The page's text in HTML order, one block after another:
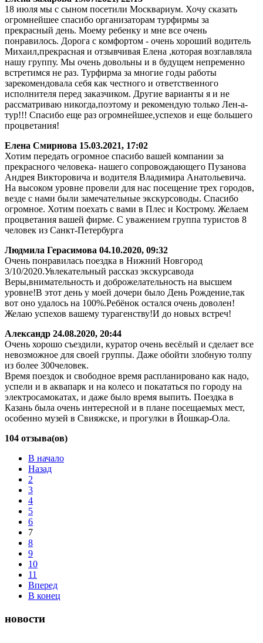
18 июля мы с сыном посетили Москвариум. Хочу сказать
огромнейшее спасибо организаторам турфирмы за
прекрасный день. Моему ребенку и мне все очень
понравилось. Дорога с комфортом - очень хороший водитель
Михаил,прекрасная и отзывчивая Елена ,которая возглавляла
нашу группу. Мы очень довольны и в будущем непременно
встретимся не раз. Турфирма за многие годы работы
зарекомендовала себя как честного и ответственного
исполнителя перед заказчиком. Другие варианты я и не
рассматриваю никогда,поэтому и рекомендую только Лен-а-
тур!!! Спасибо еще раз огромнейшее,успехов и еще большего
процветания!
Елена Смирнова 15.03.2021, 17:02
Хотим передать огромное спасибо вашей компании за
прекрасного человека- нашего сопровождающего Пузанова
Андрея Викторовича и водителя Владимира Анатольевича.
На высоком уровне провели для нас посещение трех городов,
везде с нами были замечательные экскурсоводы. Спасибо
огромное. Хотим поехать с вами в Плес и Кострому. Желаем
процветания вашей фирме. С уважением группа туристов 8
человек из Санкт-Петербурга
Людмила Герасимова 04.10.2020, 09:32
Очень понравилась поездка в Нижний Новгород
3/10/2020.Увлекательный рассказ экскурсавода
Веры,внимательность и доброжелательность на высшем
уровне!В этот день у моей дочери было День Рождение,так
вот оно удалось на 100%.Ребёнок остался очень доволен!
Желаю успехов вашему турагенству!И до новых встреч!
Александр 24.08.2020, 20:44
Очень хорошо съездили, куратор очень весёлый и сделает все
невозможное для своей группы. Даже обойти злобную толпу
из более 300человек.
Время поездок и свободное время распланировано как надо,
успели и в аквапарк и на колесо и покататься по городу на
электросамокатах, и даже было время выпить. Поездка в
Казань была очень интересной и в плане посещаемых мест,
особенно музей в Свияжске, и прогулки в Йошкар-Ола.
104 отзыва(ов)
В начало
Назад
2
3
4
5
6
7
8
9
10
11
Вперед
В конец
новости